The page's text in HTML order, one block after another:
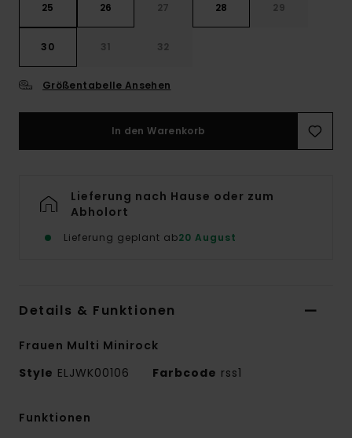
25 26 27 28 29
30 31 32
Größentabelle Ansehen
In den Warenkorb
Lieferung nach Hause oder zum
Abholort
Lieferung geplant ab20 August
Details & Funktionen
Frauen Multi Minirock
Style ELJWK00106 Farbcode rss1
Funktionen